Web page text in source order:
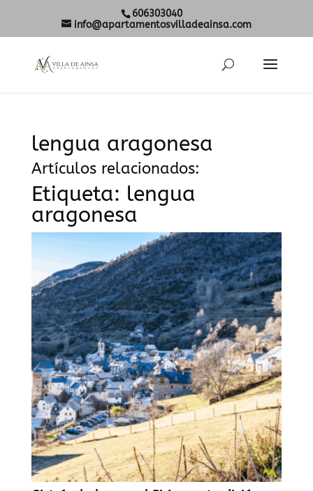
606303040
info@apartamentosvilladeainsa.com
lengua aragonesa
Artículos relacionados:
Etiqueta: lengua
aragonesa